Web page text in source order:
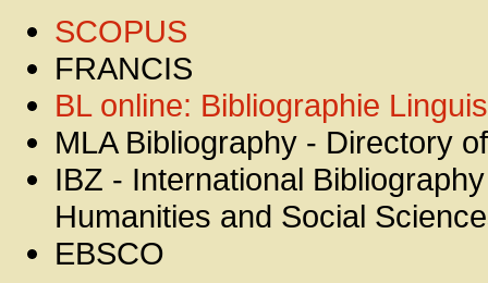
SCOPUS
FRANCIS
BL online: Bibliographie
MLA Bibliography - Directory
IBZ - International
Humanities and Social
EBSCO